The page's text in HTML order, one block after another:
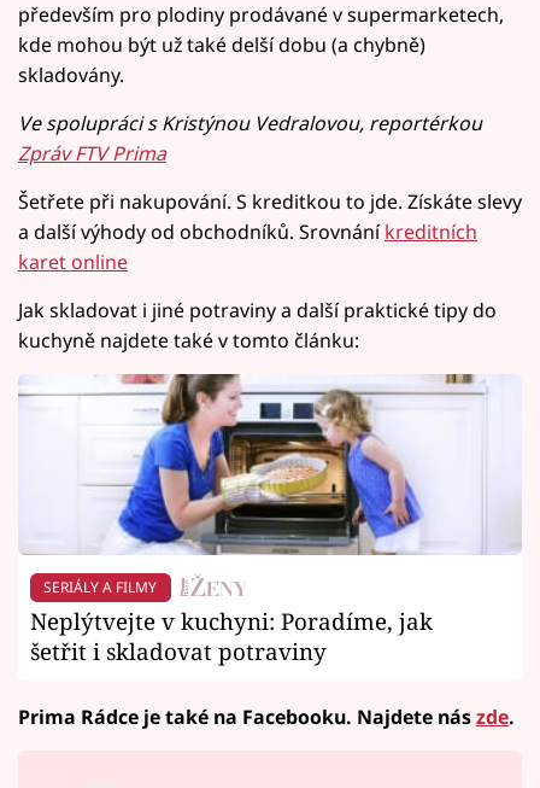
především pro plodiny prodávané v supermarketech,
kde mohou být už také delší dobu (a chybně)
skladovány.
Ve spolupráci s Kristýnou Vedralovou, reportérkou
Zpráv FTV Prima
Šetřete při nakupování. S kreditkou to jde. Získáte slevy
a další výhody od obchodníků. Srovnáníkreditních
karet online
Jak skladovat i jiné potraviny a další praktické tipy do
kuchyně najdete také v tomto článku:
SERIÁLY A FILMY
Neplýtvejte v kuchyni: Poradíme, jak
šetřit i skladovat potraviny
Prima Rádce je také na Facebooku. Najdete nászde.